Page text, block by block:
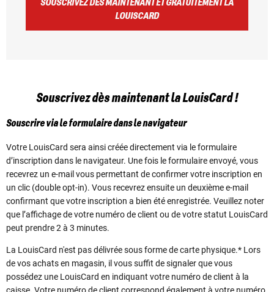
SOUSCRIVEZ DÈS MAINTENANT ET GRATUITEMENT LA
LOUISCARD
Souscrivez dès maintenant la LouisCard !
Souscrire via le formulaire dans le navigateur
Votre LouisCard sera ainsi créée directement via le formulaire
d’inscription dans le navigateur. Une fois le formulaire envoyé, vous
recevrez un e-mail vous permettant de confirmer votre inscription en
un clic (double opt-in). Vous recevrez ensuite un deuxième e-mail
confirmant que votre inscription a bien été enregistrée. Veuillez noter
que l’affichage de votre numéro de client ou de votre statut LouisCard
peut prendre 2 à 3 minutes.
La LouisCard n'est pas délivrée sous forme de carte physique.* Lors
de vos achats en magasin, il vous suffit de signaler que vous
possédez une LouisCard en indiquant votre numéro de client à la